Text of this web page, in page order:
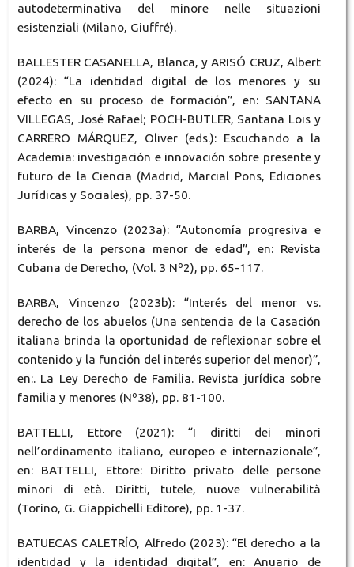
autodeterminativa del minore nelle situazioni
esistenziali (Milano, Giuffré).
BALLESTER CASANELLA, Blanca, y ARISÓ CRUZ, Albert
(2024): “La identidad digital de los menores y su
efecto en su proceso de formación”, en: SANTANA
VILLEGAS, José Rafael; POCH-BUTLER, Santana Lois y
CARRERO MÁRQUEZ, Oliver (eds.): Escuchando a la
Academia: investigación e innovación sobre presente y
futuro de la Ciencia (Madrid, Marcial Pons, Ediciones
Jurídicas y Sociales), pp. 37-50.
BARBA, Vincenzo (2023a): “Autonomía progresiva e
interés de la persona menor de edad”, en: Revista
Cubana de Derecho, (Vol. 3 Nº2), pp. 65-117.
BARBA, Vincenzo (2023b): “Interés del menor vs.
derecho de los abuelos (Una sentencia de la Casación
italiana brinda la oportunidad de reflexionar sobre el
contenido y la función del interés superior del menor)”,
en:. La Ley Derecho de Familia. Revista jurídica sobre
familia y menores (Nº38), pp. 81-100.
BATTELLI, Ettore (2021): “I diritti dei minori
nell’ordinamento italiano, europeo e internazionale”,
en: BATTELLI, Ettore: Diritto privato delle persone
minori di età. Diritti, tutele, nuove vulnerabilità
(Torino, G. Giappichelli Editore), pp. 1-37.
BATUECAS CALETRÍO, Alfredo (2023): “El derecho a la
identidad y la identidad digital”, en: Anuario de